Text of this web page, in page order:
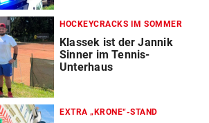
HOCKEYCRACKS IM SOMMER
Klassek ist der Jannik
Sinner im Tennis-
Unterhaus
EXTRA „KRONE“-STAND